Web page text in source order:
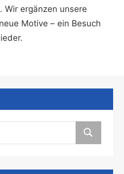
Wir ergänzen unsere
Motive – ein Besuch